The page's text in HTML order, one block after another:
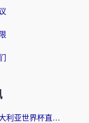
在国外怎么看美国 vs 澳大利亚世界杯直播？海外党必藏的中文解说观赛指南